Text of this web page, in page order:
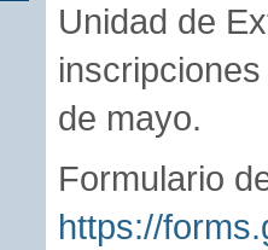
Unidad de
de mayo.
Formulario
https://